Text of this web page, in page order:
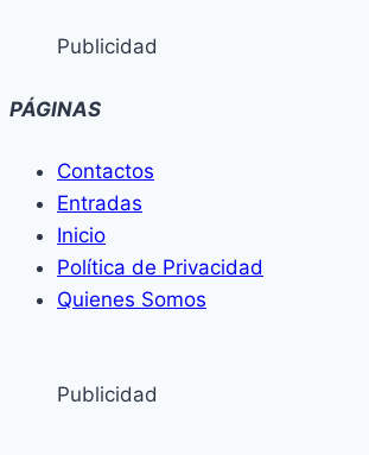
Publicidad
PÁGINAS
Contactos
Entradas
Inicio
Política de Privacidad
Quienes Somos
Publicidad